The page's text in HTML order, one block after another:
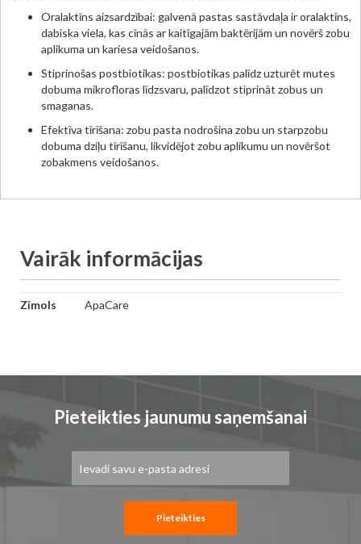
Oralaktīns aizsardzībai: galvenā pastas sastāvdaļa ir oralaktīns,
dabiska viela, kas cīnās ar kaitīgajām baktērijām un novērš zobu
aplikuma un kariesa veidošanos.
Stiprinošas postbiotikas: postbiotikas palīdz uzturēt mutes
dobuma mikrofloras līdzsvaru, palīdzot stiprināt zobus un
smaganas.
Efektīva tīrīšana: zobu pasta nodrošina zobu un starpzobu
dobuma dziļu tīrīšanu, likvidējot zobu aplikumu un novēršot
zobakmens veidošanos.
Vairāk informācijas
Vairāk
Zīmols ApaCare
Pieteikties jaunumu saņemšanai
saņemšanai:
Pieteikties